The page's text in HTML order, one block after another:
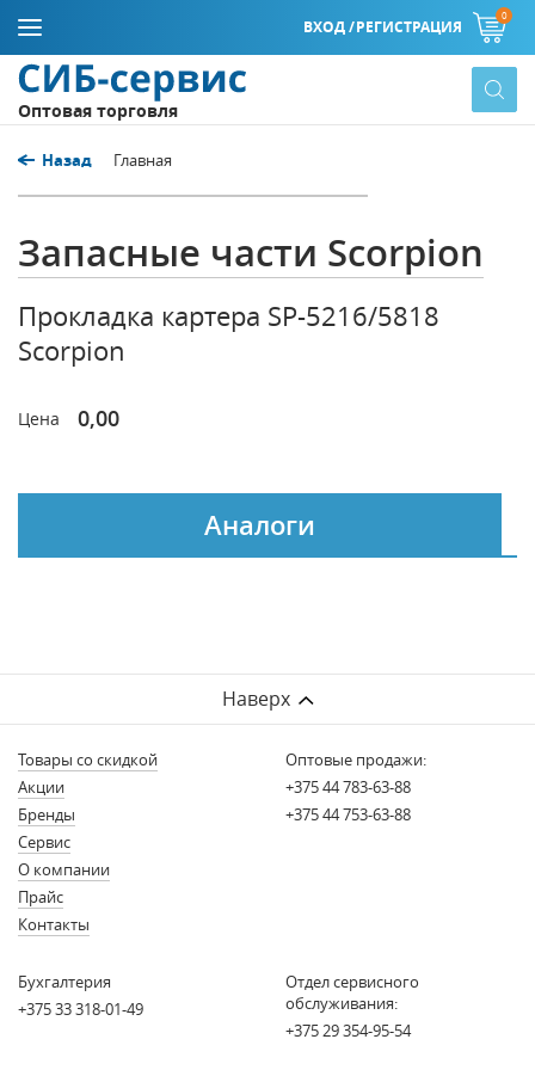
ВХОД /РЕГИСТРАЦИЯ
0
Оптовая торговля
Назад Главная
Запасные части Scorpion
Прокладка картера SP-5216/5818
Scorpion
Цена 0,00
Аналоги
Наверх
Товары со скидкой
Акции
Бренды
Сервис
О компании
Прайс
Контакты
Оптовые продажи:
+375 44 783-63-88
+375 44 753-63-88
Бухгалтерия
+375 33 318-01-49
Отдел сервисного
обслуживания:
+375 29 354-95-54